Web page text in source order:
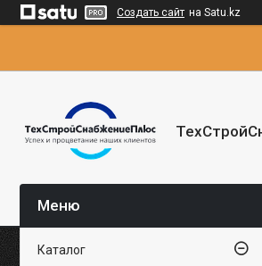
Создать сайт на Satu.kz
Каталог